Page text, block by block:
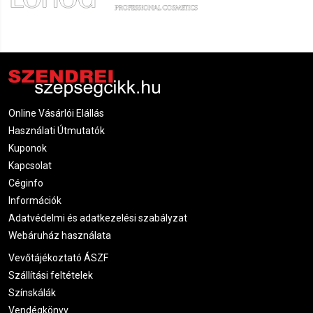
A szakállápolás helyes sorrendje
Tisztítás:Mosd meg a szakállad meleg vízzel és
speciális szakáll samponnal, hogy eltávolítsd a
szennyeződéseket.
Szárítás:
dörzsöld erősen.
tenyeredbe, majd egyenletesen dolgozd bele a szakállba
Balzsam vagy vaj:Ha hosszabb a szakállad,
szakállbalzsammal vagy vajjal formázd és tartsd
kordában.
Fésülés:Szakáll kefével vagy fésűvel simítsd el a
szőrzetet a kívánt irányba.
Formázás:
Online Vásárlói Elállás
Használati Útmutatók
Kuponok
Kapcsolat
Céginfo
Információk
Adatvédelmi és adatkezelési szabályzat
Webáruház használata
Vevőtájékoztató ÁSZF
Szállítási feltételek
Színskálák
Vendégkönyv